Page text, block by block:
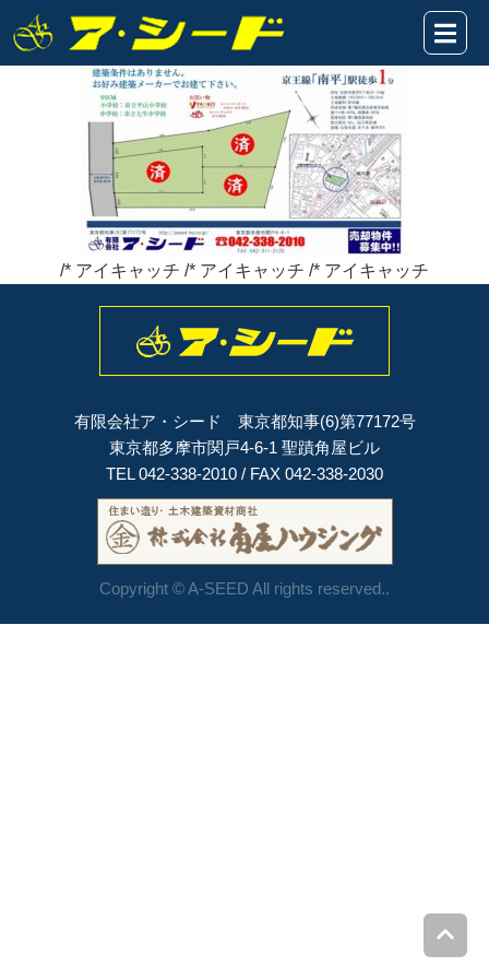
南平6丁目★販売図3区画2026.6.14 2026年06月14日
/* アイキャッチ /* アイキャッチ /* アイキャッチ
有限会社ア・シード 東京都知事(6)第77172号
東京都多摩市関戸4-6-1 聖蹟角屋ビル
TEL 042-338-2010 / FAX 042-338-2030
Copyright © A-SEED All rights reserved..